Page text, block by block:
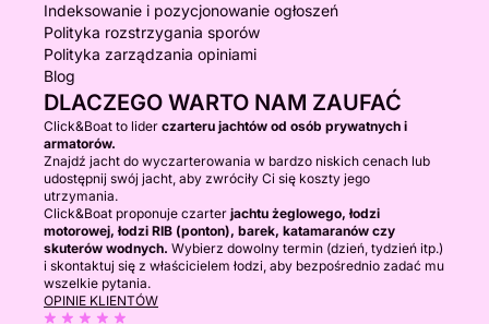
Indeksowanie i pozycjonowanie ogłoszeń
Polityka rozstrzygania sporów
Polityka zarządzania opiniami
Blog
DLACZEGO WARTO NAM ZAUFAĆ
Click&Boat to lider czarteru jachtów od osób prywatnych i
armatorów.
Znajdź jacht do wyczarterowania w bardzo niskich cenach lub
udostępnij swój jacht, aby zwróciły Ci się koszty jego
utrzymania.
Click&Boat proponuje czarter jachtu żeglowego, łodzi
motorowej, łodzi RIB (ponton), barek, katamaranów czy
skuterów wodnych. Wybierz dowolny termin (dzień, tydzień itp.)
i skontaktuj się z właścicielem łodzi, aby bezpośrednio zadać mu
wszelkie pytania.
OPINIE KLIENTÓW